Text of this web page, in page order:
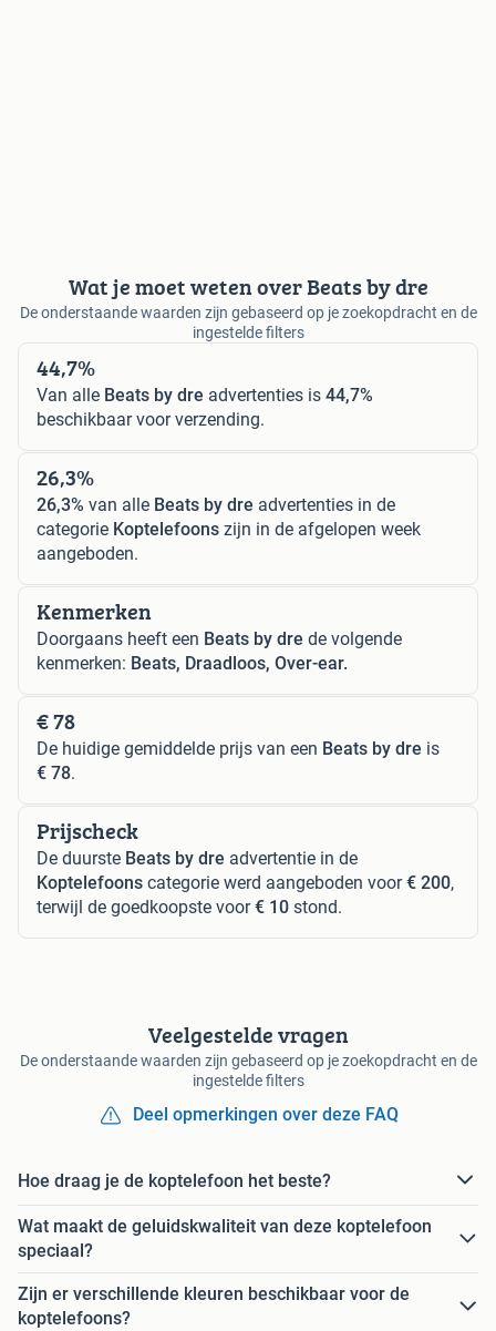
Wat je moet weten over Beats by dre
De onderstaande waarden zijn gebaseerd op je zoekopdracht en de
ingestelde filters
44,7%
Van alle Beats by dre advertenties is 44,7%
beschikbaar voor verzending.
26,3%
26,3% van alle Beats by dre advertenties in de
categorie Koptelefoons zijn in de afgelopen week
aangeboden.
Kenmerken
Doorgaans heeft een Beats by dre de volgende
kenmerken: Beats, Draadloos, Over-ear.
€ 78
De huidige gemiddelde prijs van een Beats by dre is
€ 78.
Prijscheck
De duurste Beats by dre advertentie in de
Koptelefoons categorie werd aangeboden voor€ 200,
terwijl de goedkoopste voor€ 10 stond.
Veelgestelde vragen
De onderstaande waarden zijn gebaseerd op je zoekopdracht en de
ingestelde filters
Deel opmerkingen over deze FAQ
Hoe draag je de koptelefoon het beste?
Wat maakt de geluidskwaliteit van deze koptelefoon
speciaal?
Zijn er verschillende kleuren beschikbaar voor de
koptelefoons?